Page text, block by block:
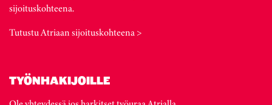
sijoituskohteena.
Tutustu Atriaan sijoituskohteena >
TYÖNHAKIJOILLE